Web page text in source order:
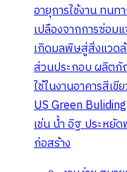
อายุการใช้งาน ทน
เปลืองจากการซ่อม
เกิดมลพิษสู่สิ่งแวดล้
ส่วนประกอบ ผลิตภั
ใช้ในงานอาคารสีเ
US Green
เช่น น้ำ อิฐ ประหยั
ก่อสร้าง